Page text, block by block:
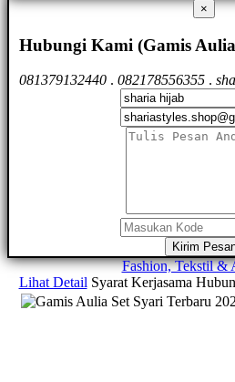
×
Hubungi Kami (Gamis
081379132440 . 082178556355 .
Kirim
Fashion, Tekstil &
Lihat Detail Syarat Kerjasama